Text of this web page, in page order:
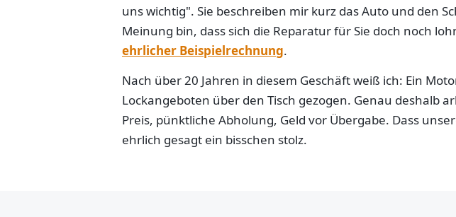
uns wichtig". Sie beschreiben mir kurz das Auto und den
Meinung bin, dass sich die Reparatur für Sie doch noch
ehrlicher Beispielrechnung.
Nach über 20 Jahren in diesem Geschäft weiß ich: Ein
Lockangeboten über den Tisch gezogen. Genau deshalb
Preis, pünktliche Abholung, Geld vor Übergabe. Dass
ehrlich gesagt ein bisschen stolz.